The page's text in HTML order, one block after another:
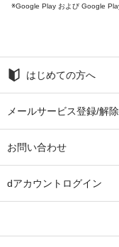
Google Play および Google
はじめての方へ
メールサービス登録/解除
お問い合わせ
dアカウントログイン